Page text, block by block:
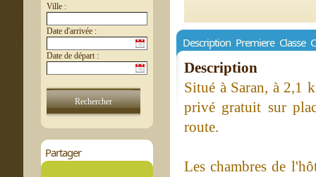
Ville :
Date d'arrivée :
Date de départ :
Partager
Description Premiere Classe
Description
Situé à Saran, à 2,1
privé gratuit sur
route.
Les chambres de